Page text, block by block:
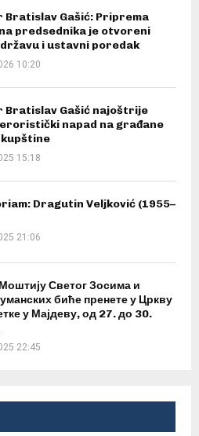
Bratislav Gašić: Priprema
predsednika je otvoreni
i ustavni poredak
10:20
Bratislav Gašić najoštrije
napad na građane
15:18
Dragutin Veljković (1955–
21:06
Светог Зосима и
биће пренете у Цркву
у Мајдеву, од 27. до 30.
22:45